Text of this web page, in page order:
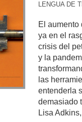
LENGUA DE
El aumento
ya en el
crisis del
y la
las
entenderla
demasiado
Lisa